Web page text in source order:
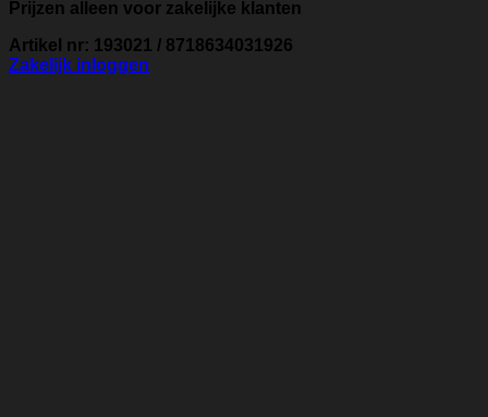
Prijzen alleen voor zakelijke klanten
Artikel nr: 193021 / 8718634031926
Zakelijk inloggen